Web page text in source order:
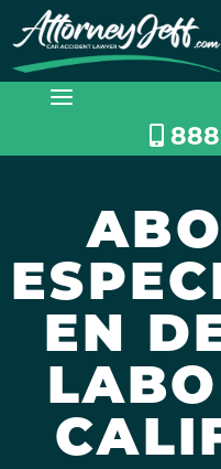
Saltar
contenido
EN